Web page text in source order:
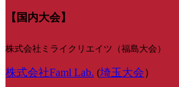
【国内大会】
株式会社ミライクリエイツ（福島大会）
株式会社Faml Lab. (埼玉大会）